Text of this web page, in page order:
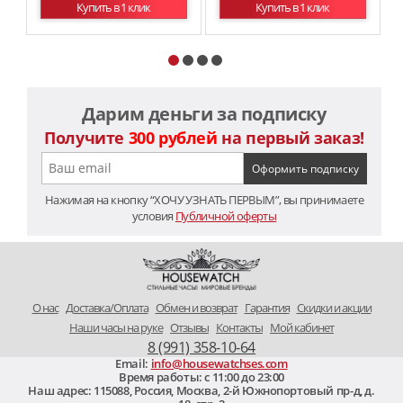
Купить в 1 клик
Купить в 1 клик
Дарим деньги за подписку
Получите 300 рублей на первый заказ!
Нажимая на кнопку “ХОЧУ УЗНАТЬ ПЕРВЫМ”, вы принимаете
условия Публичной оферты
O нас Доставка/Оплата Обмен и возврат Гарантия Скидки и акции
Наши часы на руке Отзывы Контакты Мой кабинет
8 (991) 358-10-64
Email: info@housewatchses.com
Время работы: c 11:00 до 23:00
Наш адрес: 115088, Россия, Москва 2-й Южнопортовый пр-д, д.